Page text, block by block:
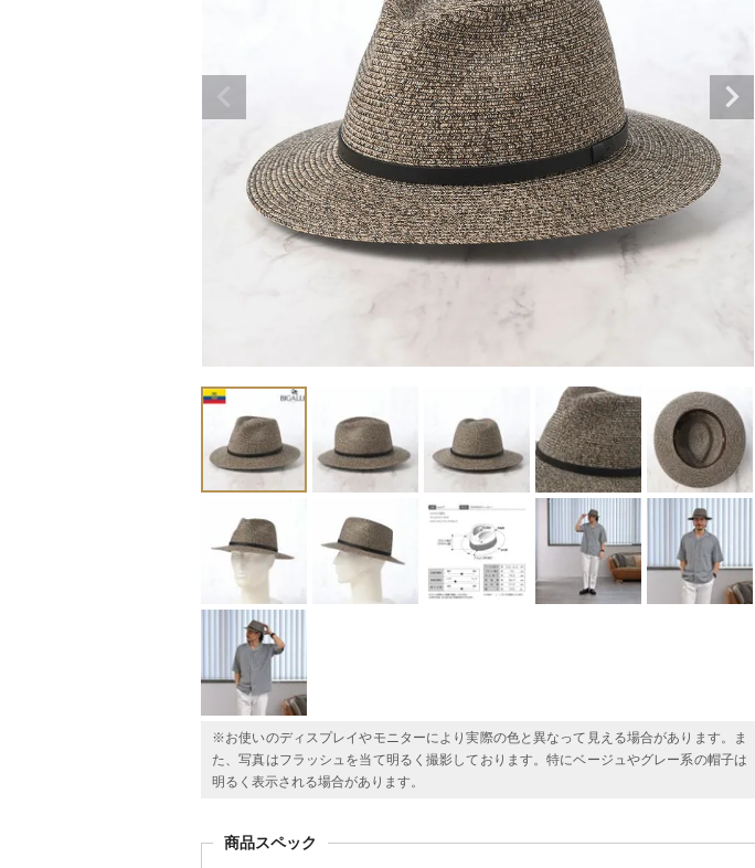
※お使いのディスプレイやモニターにより実際の色と異なって見える場合があります。ま
た、写真はフラッシュを当て明るく撮影しております。特にベージュやグレー系の帽子は
明るく表示される場合があります。
商品スペック